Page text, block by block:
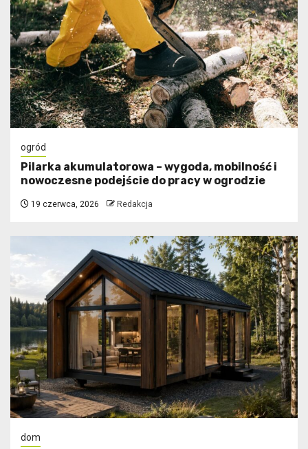
ogród
Pilarka akumulatorowa – wygoda, mobilność i
nowoczesne podejście do pracy w ogrodzie
19 czerwca, 2026 Redakcja
dom